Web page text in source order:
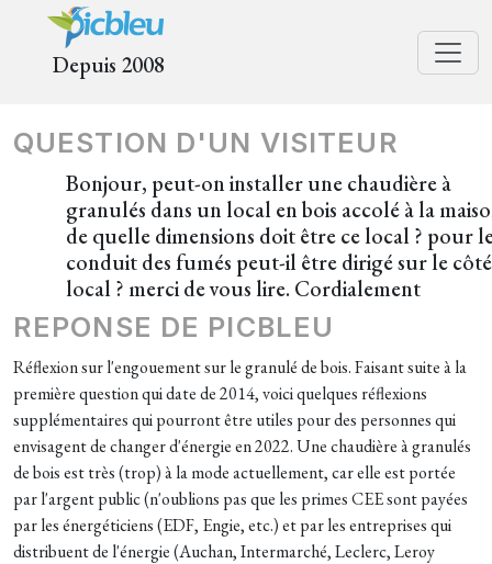
Depuis 2008
QUESTION D'UN VISITEUR
Bonjour, peut-on installer une chaudière à
granulés dans un local en bois accolé à la
de quelle dimensions doit être ce local ? pour
conduit des fumés peut-il être dirigé sur le
local ? merci de vous lire. Cordialement
REPONSE DE PICBLEU
Réflexion sur l'engouement sur le granulé de bois. Faisant suite à la
première question qui date de 2014, voici quelques réflexions
supplémentaires qui pourront être utiles pour des personnes qui
envisagent de changer d'énergie en 2022. Une chaudière à granulés
de bois est très (trop) à la mode actuellement, car elle est portée
par l'argent public (n'oublions pas que les primes CEE sont payées
par les énergéticiens (EDF, Engie, etc.) et par les entreprises qui
distribuent de l'énergie (Auchan, Intermarché, Leclerc, Leroy